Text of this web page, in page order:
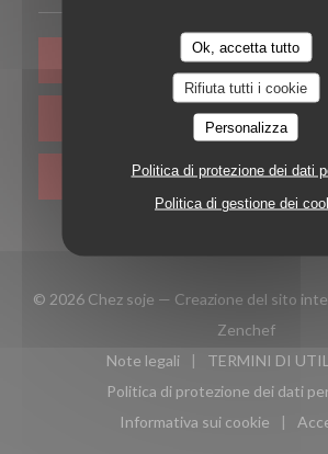
Ok, accetta tutto
Rifiuta tutti i cookie
Personalizza
Politica di protezione dei dati
Politica di gestione dei
PRENOTA
PRIVATIZZAZIONE
BUONI
© 2026 Chez soje — Creazione del sito
Zenchef((apre
Note legali
((apre una nuova finestra))
TERMINI DI
Politica di protezione dei dati
((apre una
Informativa sui cookie
((apre una nuova